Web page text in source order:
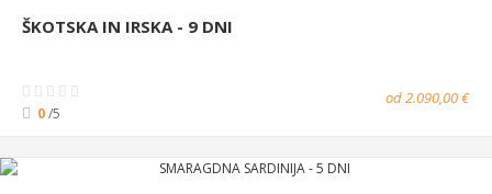
ŠKOTSKA IN IRSKA - 9 DNI
0/5
od 2.090,00 €